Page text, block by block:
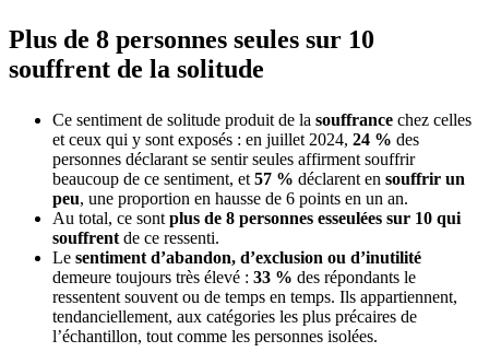
Plus de 8 personnes seules sur 10
souffrent de la solitude
Ce sentiment de solitude produit de la souffrance chez celles
et ceux qui y sont exposés : en juillet 2024, 24 % des
personnes déclarant se sentir seules affirment souffrir
beaucoup de ce sentiment, et 57 % déclarent en souffrir un
peu, une proportion en hausse de 6 points en un an.
Au total, ce sont plus de 8 personnes esseulées sur 10 qui
souffrent de ce ressenti.
Le sentiment d’abandon, d’exclusion ou d’inutilité
demeure toujours très élevé : 33 % des répondants le
ressentent souvent ou de temps en temps. Ils appartiennent,
tendanciellement, aux catégories les plus précaires de
l’échantillon, tout comme les personnes isolées.